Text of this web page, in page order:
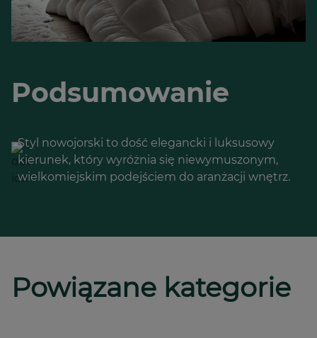
Podsumowanie
Styl nowojorski to dość elegancki i luksusowy
kierunek, który wyróżnia się niewymuszonym,
wielkomiejskim podejściem do aranżacji wnętrz.
Powiązane kategorie